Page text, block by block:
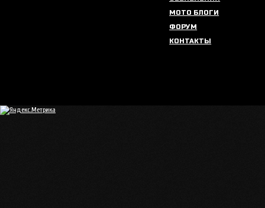
МОТО БЛОГИ
ФОРУМ
КОНТАКТЫ